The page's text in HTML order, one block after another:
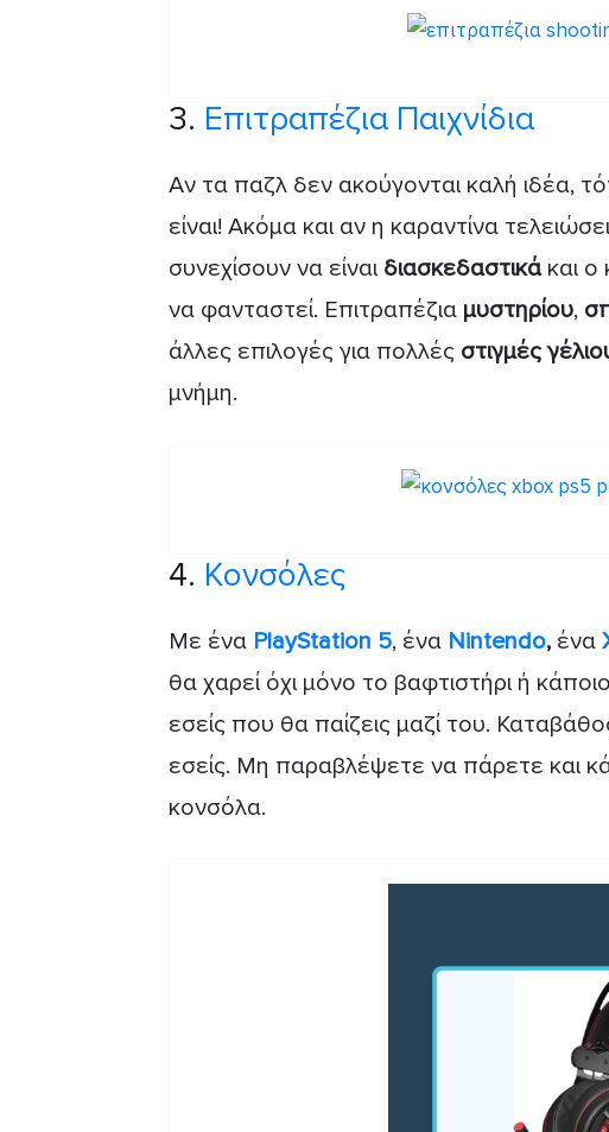
3. Επιτραπέζια Παιχνίδια
Αν τα παζλ δεν ακούγονται καλή ιδέα,
είναι! Ακόμα και αν η καραντίνα
συνεχίσουν να είναι διασκεδαστικά και ο
να φανταστεί. Επιτραπέζια μυστηρίου,
άλλες επιλογές για πολλές στιγμές
μνήμη.
4. Κονσόλες
Mε ένα PlayStation 5, ένα Nintendo, ένα
θα χαρεί όχι μόνο το βαφτιστήρι ή
εσείς που θα παίζεις μαζί του.
εσείς. Μη παραβλέψετε να πάρετε και
κονσόλα.